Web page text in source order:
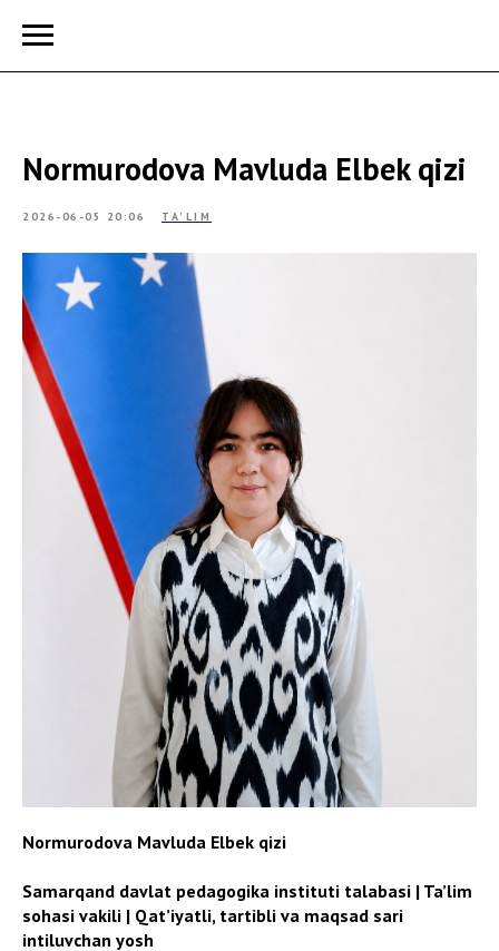
Normurodova Mavluda Elbek qizi
2026-06-05 20:06 TA'LIM
Normurodova Mavluda Elbek qizi
Samarqand davlat pedagogika instituti talabasi | Ta’lim
sohasi vakili | Qat’iyatli, tartibli va maqsad sari
intiluvchan yosh